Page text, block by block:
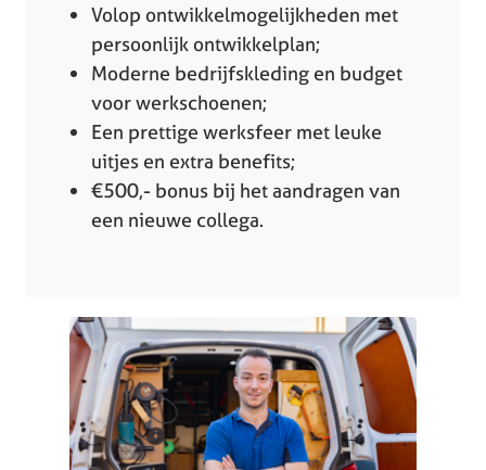
Volop ontwikkelmogelijkheden met
persoonlijk ontwikkelplan;
Moderne bedrijfskleding en budget
voor werkschoenen;
Een prettige werksfeer met leuke
uitjes en extra benefits;
€500,- bonus bij het aandragen van
een nieuwe collega.